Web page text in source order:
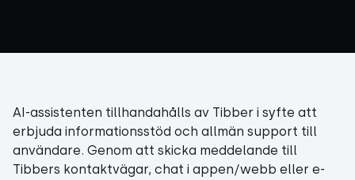
AI-assistenten tillhandahålls av Tibber i syfte att
erbjuda informationsstöd och allmän support till
användare. Genom att skicka meddelande till
Tibbers kontaktvägar, chat i appen/webb eller e-